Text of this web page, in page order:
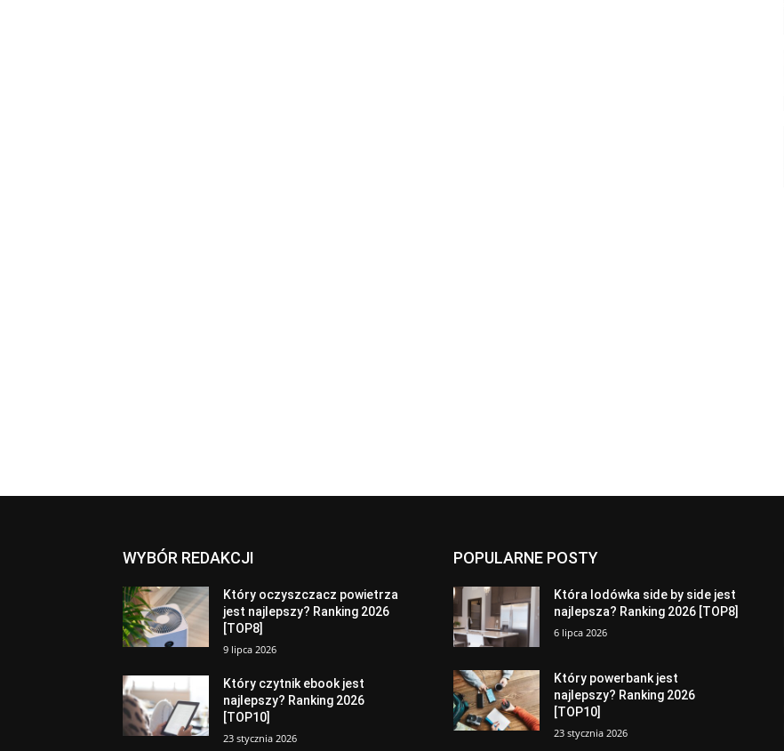
WYBÓR REDAKCJI
Który oczyszczacz powietrza
jest najlepszy? Ranking 2026
[TOP8]
9 lipca 2026
Który czytnik ebook jest
najlepszy? Ranking 2026
[TOP10]
23 stycznia 2026
POPULARNE POSTY
Która lodówka side by side jest
najlepsza? Ranking 2026 [TOP8]
6 lipca 2026
Który powerbank jest
najlepszy? Ranking 2026
[TOP10]
23 stycznia 2026